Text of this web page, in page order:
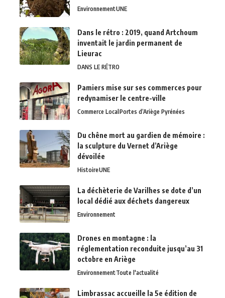
EnvironnementUNE
Dans le rétro : 2019, quand Artchoum
inventait le jardin permanent de
Lieurac
DANS LE RÉTRO
Pamiers mise sur ses commerces pour
redynamiser le centre-ville
Commerce Local Portes d’Ariège Pyrénées
Du chêne mort au gardien de mémoire :
la sculpture du Vernet d’Ariège
dévoilée
HistoireUNE
La déchèterie de Varilhes se dote d’un
local dédié aux déchets dangereux
Environnement
Drones en montagne : la
réglementation reconduite jusqu’au 31
octobre en Ariège
EnvironnementToute l'actualité
Limbrassac accueille la 5e édition de